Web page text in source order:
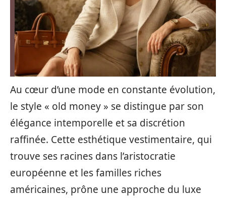
Au cœur d’une mode en constante évolution,
le style « old money » se distingue par son
élégance intemporelle et sa discrétion
raffinée. Cette esthétique vestimentaire, qui
trouve ses racines dans l’aristocratie
européenne et les familles riches
américaines, prône une approche du luxe